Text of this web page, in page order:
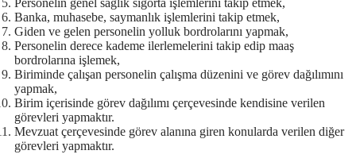
Personelin genel sağlık sigorta işlemlerini takip etmek,
Banka, muhasebe, saymanlık işlemlerini takip etmek,
Giden ve gelen personelin yolluk bordrolarını yapmak,
Personelin derece kademe ilerlemelerini takip edip maaş
bordrolarına işlemek,
Biriminde çalışan personelin çalışma düzenini ve görev dağılımını
yapmak,
Birim içerisinde görev dağılımı çerçevesinde kendisine verilen
görevleri yapmaktır.
Mevzuat çerçevesinde görev alanına giren konularda verilen diğer
görevleri yapmaktır.